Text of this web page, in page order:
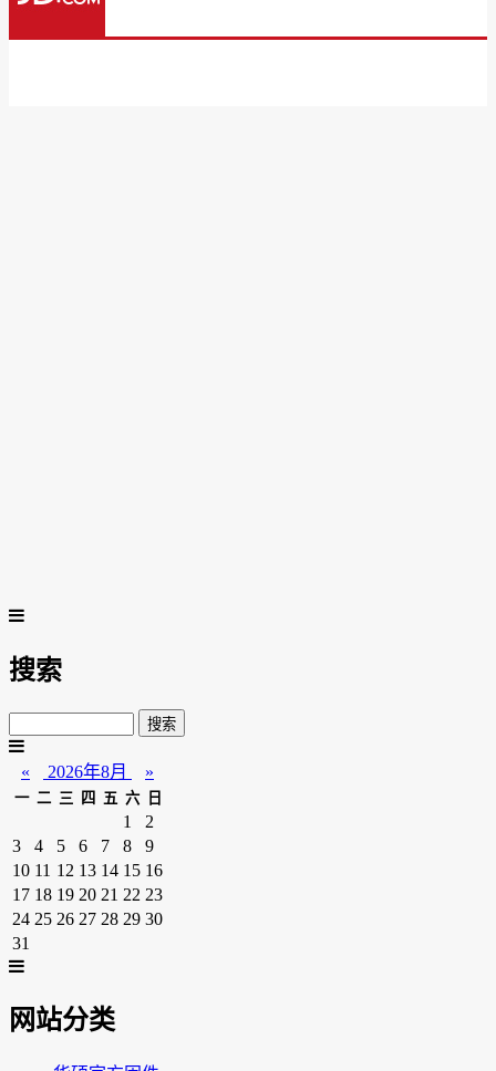
搜索
« 2026年8月 »
一 二 三 四 五 六 日
1
2
3
4 5 6 7 8
9
10 11 12 13 14 15 16
17 18 19 20 21 22 23
24 25 26 27 28 29 30
31
网站分类